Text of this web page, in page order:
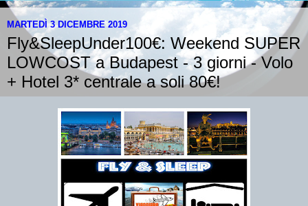
MARTEDÌ 3 DICEMBRE 2019
Fly&SleepUnder100€: Weekend SUPER
LOWCOST a Budapest - 3 giorni - Volo
+ Hotel 3* centrale a soli 80€!